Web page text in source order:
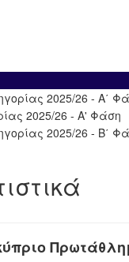
2025/26 - Α΄
2025/26 - Α' Φάση
2025/26 - Β΄